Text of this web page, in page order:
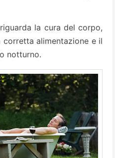
la cura del corpo,
corretta alimentazione e il
notturno.